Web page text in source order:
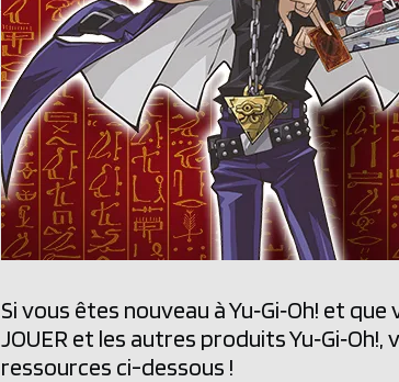
Si vous êtes nouveau à Yu‑Gi‑Oh! et
JOUER et les autres produits
ressources ci-dessous !